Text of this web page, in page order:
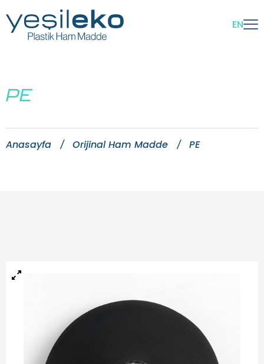
EN
PE
Anasayfa Orijinal Ham Madde PE